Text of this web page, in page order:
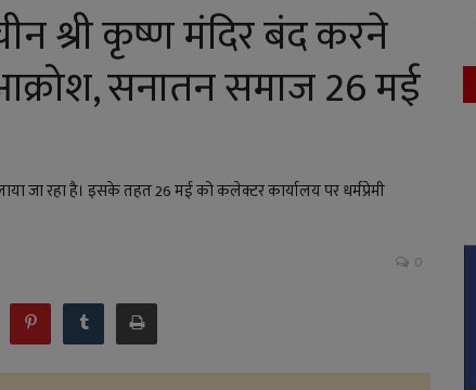
श्री कृष्ण मंदिर बंद करने
सनातन समाज 26 मई
जा रहा है। इसके तहत 26 मई को कलेक्टर कार्यालय पर धर्मप्रेमी
0